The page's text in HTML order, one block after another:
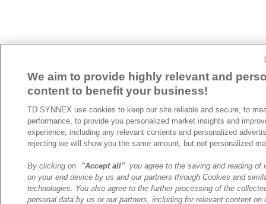
We aim to provide highly relevant and
content to benefit your business!
TD SYNNEX use cookies to keep our site reliable and secure, to
performance, to provide you personalized market insights and
experience; including any relevant contents and personalized
rejecting we will show you the same amount, but not personalized
By clicking on "Accept all"you agree to the saving and reading of
on your end device by us and our partners through Cookies and
technologies. You also agree to the further processing of the
personal data by us or our partners, including for relevant content on